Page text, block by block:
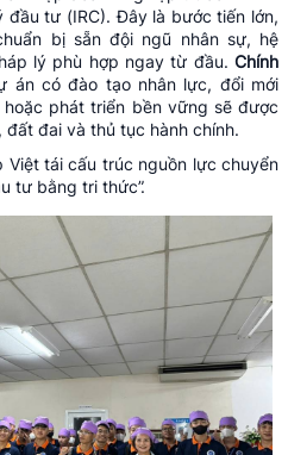
tư (IRC). Đây là bước tiến lớn,
bị sẵn đội ngũ nhân sự, hệ
lý phù hợp ngay từ đầu. Chính
án có đào tạo nhân lực, đổi mới
hoặc phát triển bền vững sẽ được
đai và thủ tục hành chính.
tái cấu trúc nguồn lực chuyển
tư bằng tri thức”.